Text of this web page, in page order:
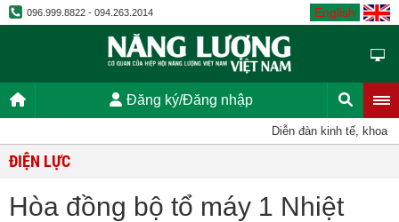
096.999.8822 - 094.263.2014 English
Đăng ký/Đăng nhập
Diễn đàn kinh tế, khoa
ĐIỆN LỰC
Hòa đồng bộ tổ máy 1 Nhiệt